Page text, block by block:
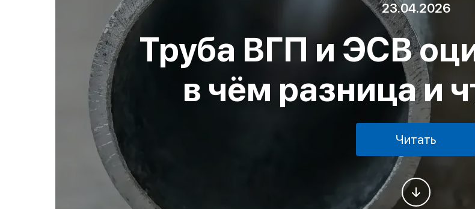
23.04.2026
Труба ВГП и ЭСВ
в чём разница и
Читать